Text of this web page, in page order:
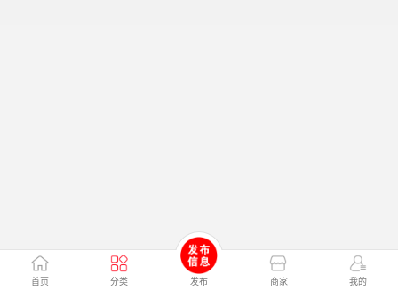
首页 分类 发布 商家 我的